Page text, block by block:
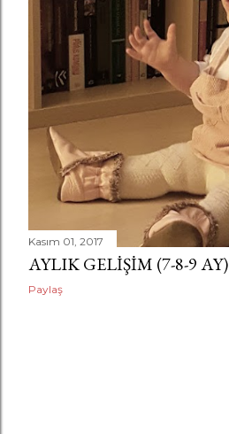
Kasım 01, 2017
AYLIK GELIŞIM (7-8-9 AY)
Paylaş